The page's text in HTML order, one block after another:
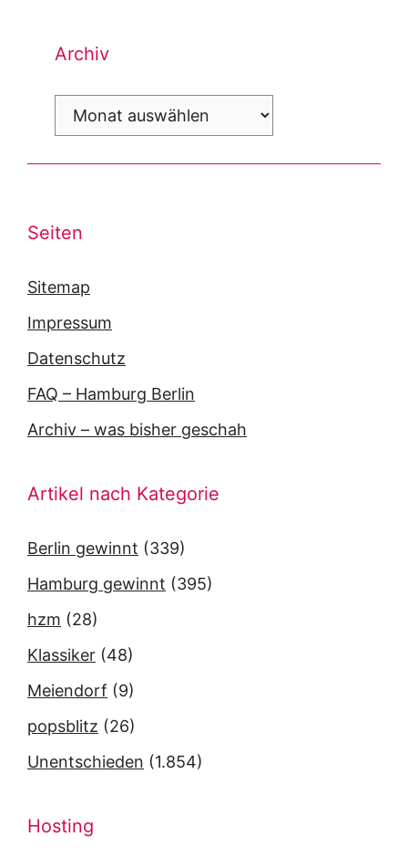
Archiv
Archiv
Seiten
Sitemap
Impressum
Datenschutz
FAQ – Hamburg Berlin
Archiv – was bisher geschah
Artikel nach Kategorie
Berlin gewinnt (339)
Hamburg gewinnt (395)
hzm (28)
Klassiker (48)
Meiendorf (9)
popsblitz (26)
Unentschieden (1.854)
Hosting